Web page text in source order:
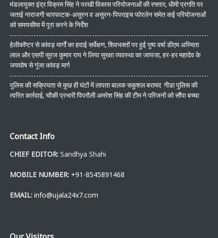
मंडलायुक्त इंद्र विक्रम सिंह ने परखी विकास परियोजनाओं की रफ्तार, धीमी प्रगति पर
जताई नाराजगी चारफाटक-असुरन व असुरन-पिपराइच फोरलेन समेत कई परियोजनाओं
को समयसीमा में पूरा करने के निर्देश
हेलीकॉप्टर से कांवड़ मार्गों का हवाई सर्वेक्षण, शिवभक्तों पर हुई पुष्प वर्षा डीएम अस्मिता
लाल और एसपी सूरज कुमार राय ने लिया सुरक्षा व्यवस्था का जायजा, हर-हर महादेव के
जयघोष से गूंजा कांवड़ मार्ग
पुलिस की सक्रियता से कुछ ही घंटों में लापता बालक सकुशल बरामद गीडा पुलिस की
त्वरित कार्रवाई, चौकी प्रभारी पिपरौली अमरेश सिंह की टीम ने परिजनों को सौंपा बच्चा
Contact Info
CHIEF EDITOR: Sandhya Shahi
MOBILE NUMBER: +91-8545891468
EMAIL: info@ujala24x7.com